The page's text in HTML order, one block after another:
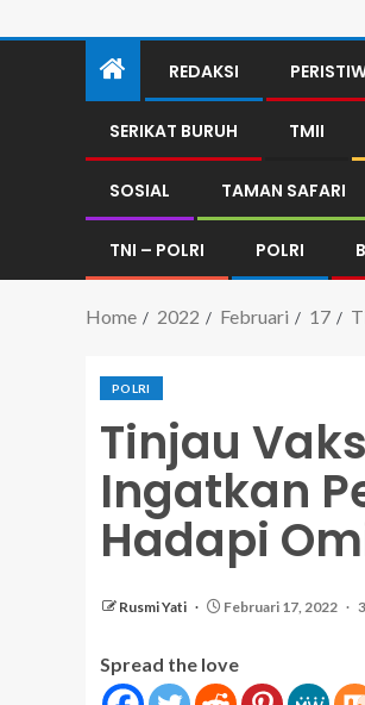
REDAKSI
SERIKAT BURUH TMII
SOSIAL TAMAN SAFARI
TNI – POLRI POLRI
Home 2022 Februari 17
POLRI
Tinjau
Ingatkan
Hadapi
Rusmi Yati Februari 17, 2022
Spread the love